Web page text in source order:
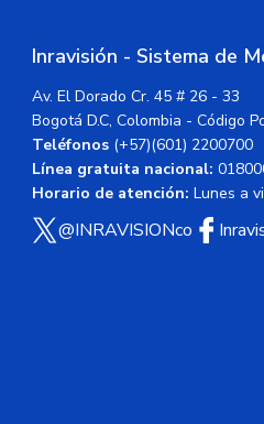
Inravisión - Sistema de
Av. El Dorado Cr. 45 # 26 - 33
Bogotá D.C, Colombia - Código
Teléfonos (+57)(601) 2200700
Línea gratuita nacional:
Horario de atención: Lunes a
@INRAVISIONco